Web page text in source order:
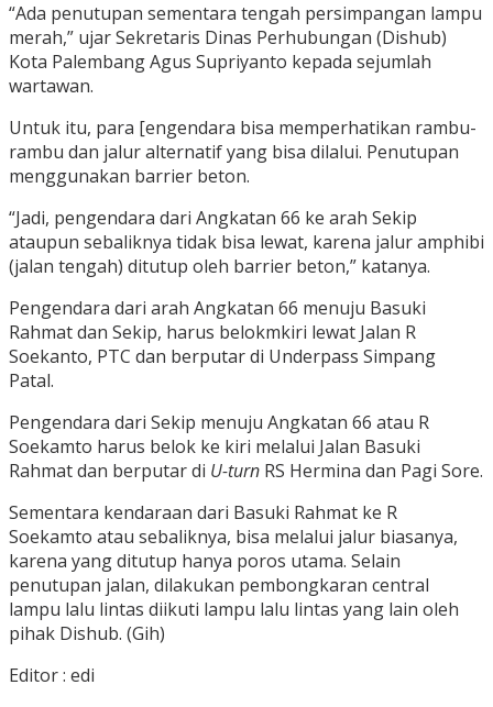
“Ada penutupan sementara tengah persimpangan lampu
merah,” ujar Sekretaris Dinas Perhubungan (Dishub)
Kota Palembang Agus Supriyanto kepada sejumlah
wartawan.
Untuk itu, para [engendara bisa memperhatikan rambu-
rambu dan jalur alternatif yang bisa dilalui. Penutupan
menggunakan barrier beton.
“Jadi, pengendara dari Angkatan 66 ke arah Sekip
ataupun sebaliknya tidak bisa lewat, karena jalur amphibi
(jalan tengah) ditutup oleh barrier beton,” katanya.
Pengendara dari arah Angkatan 66 menuju Basuki
Rahmat dan Sekip, harus belokmkiri lewat Jalan R
Soekanto, PTC dan berputar di Underpass Simpang
Patal.
Pengendara dari Sekip menuju Angkatan 66 atau R
Soekamto harus belok ke kiri melalui Jalan Basuki
Rahmat dan berputar di U-turn RS Hermina dan Pagi Sore.
Sementara kendaraan dari Basuki Rahmat ke R
Soekamto atau sebaliknya, bisa melalui jalur biasanya,
karena yang ditutup hanya poros utama. Selain
penutupan jalan, dilakukan pembongkaran central
lampu lalu lintas diikuti lampu lalu lintas yang lain oleh
pihak Dishub. (Gih)
Editor : edi